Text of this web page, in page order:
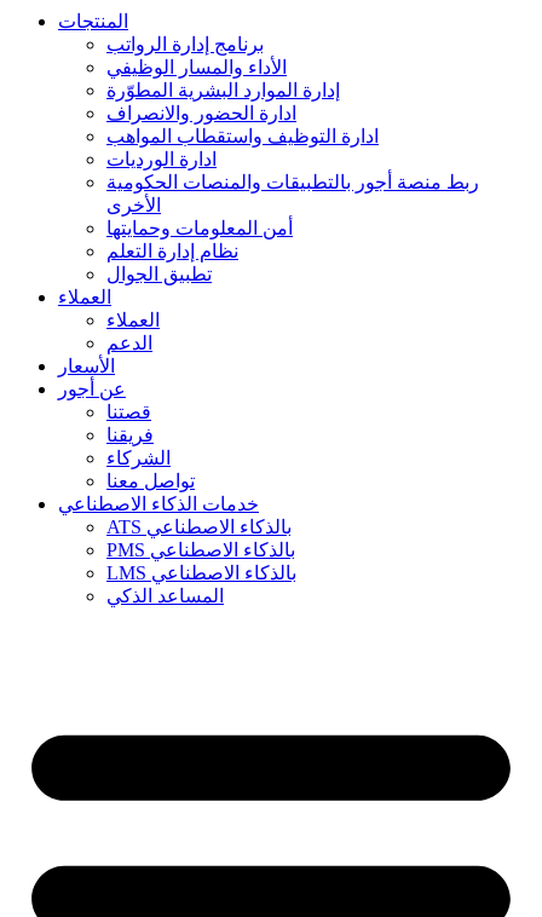
المنتجات
برنامج إدارة الرواتب
الأداء والمسار الوظيفي
إدارة الموارد البشرية المطوّرة
ادارة الحضور والانصراف
ادارة التوظيف واستقطاب المواهب
ادارة الورديات
ربط منصة أجور بالتطبيقات والمنصات الحكومية
الأخرى
أمن المعلومات وحمايتها
نظام إدارة التعلم
تطبيق الجوال
العملاء
العملاء
الدعم
الأسعار
عن أجور
قصتنا
فريقنا
الشركاء
تواصل معنا
خدمات الذكاء الاصطناعي
ATS بالذكاء الاصطناعي
PMS بالذكاء الاصطناعي
LMS بالذكاء الاصطناعي
المساعد الذكي